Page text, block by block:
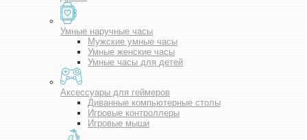
Умные наручные часы
Мужские умные часы
Умные женские часы
Умные часы для детей
Аксессуары для геймеров
Диванные компьютерные столы
Игровые контроллеры
Игровые мыши